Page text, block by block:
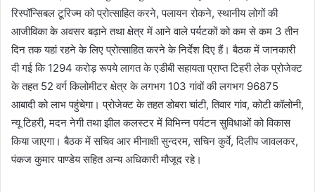
रिस्पॉन्सिबल टूरिज्म को प्रोत्साहित करने, पलायन रोकने, स्थानीय लोगों की
आजीविका के अवसर बढ़ाने तथा क्षेत्र में आने वाले पर्यटकों को कम से कम 3 तीन
दिन तक यहां रहने के लिए प्रोत्साहित करने के निर्देश दिए हैं। बैठक में जानकारी
दी गई कि 1294 करोड़ रूपये लागत के एडीबी सहायता प्राप्त टिहरी लेक प्रोजेक्ट
के तहत 52 वर्ग किलोमीटर क्षेत्र के लगभग 103 गांवों की लगभग 96875
आबादी को लाभ पहुंचेगा। प्रोजेक्ट के तहत डोबरा चांटी, तिवार गांव, कोटी कॉलोनी,
न्यू टिहरी, मदन नेगी तथा झील कलस्टर में विभिन्न पर्यटन सुविधाओं को विकास
किया जाएगा। बैठक में सचिव आर मीनाक्षी सुन्दरम, सचिन कुर्वे, दिलीप जावलकर,
पंकज कुमार पाण्डेय सहित अन्य अधिकारी मौजूद रहे।